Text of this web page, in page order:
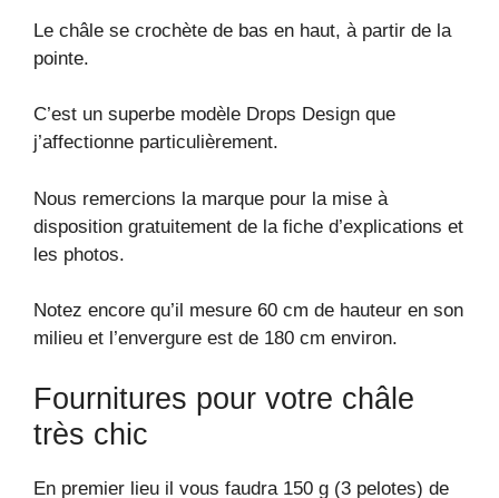
Le châle se crochète de bas en haut, à partir de la
pointe.
C’est un superbe modèle Drops Design que
j’affectionne particulièrement.
Nous remercions la marque pour la mise à
disposition gratuitement de la fiche d’explications et
les photos.
Notez encore qu’il mesure 60 cm de hauteur en son
milieu et l’envergure est de 180 cm environ.
Fournitures pour votre châle
très chic
En premier lieu il vous faudra 150 g (3 pelotes) de